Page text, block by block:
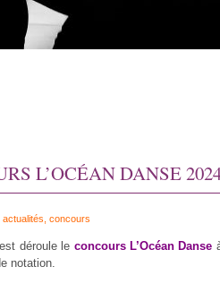
L’OCÉAN DANSE
actualités concours
déroule le concours L’Océan Danse
notation.